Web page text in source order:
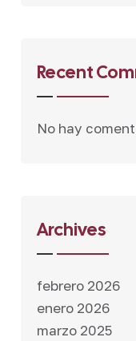
Recent
No hay
Archives
febrero 2026
enero 2026
marzo 2025